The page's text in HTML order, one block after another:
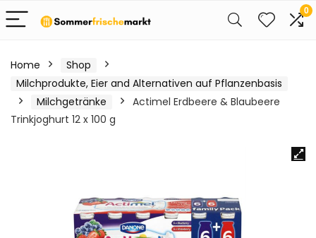
0
Home
Shop
Milchprodukte, Eier and Alternativen auf Pflanzenbasis
Milchgetränke
Actimel Erdbeere & Blaubeere
Trinkjoghurt 12 x 100 g